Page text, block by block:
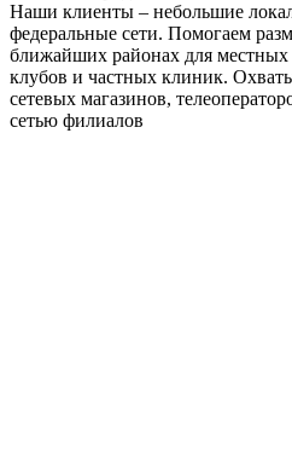
Наши клиенты – небольшие
федеральные сети. Помогаем
ближайших районах для местных
клубов и частных клиник.
сетевых магазинов,
сетью филиалов